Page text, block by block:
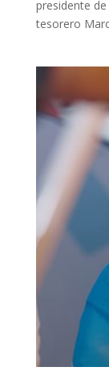
presidente
tesorero